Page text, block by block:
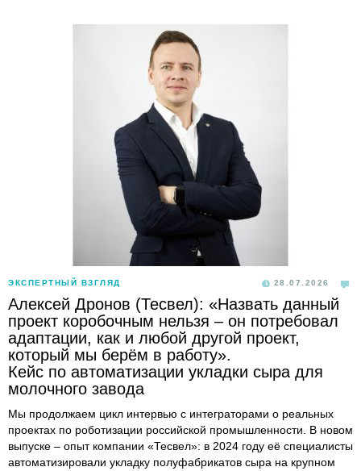
ЭКСПЕРТНЫЙ ВЗГЛЯД 28.07.2026
Алексей Дронов (Тесвел): «Назвать данный
проект коробочным нельзя – он потребовал
адаптации, как и любой другой проект,
который мы берём в работу».
Кейс по автоматизации укладки сыра для
молочного завода
Мы продолжаем цикл интервью с интеграторами о реальных
проектах по роботизации российской промышленности. В новом
выпуске – опыт компании «Тесвел»: в 2024 году её специалисты
автоматизировали укладку полуфабрикатов сыра на крупном